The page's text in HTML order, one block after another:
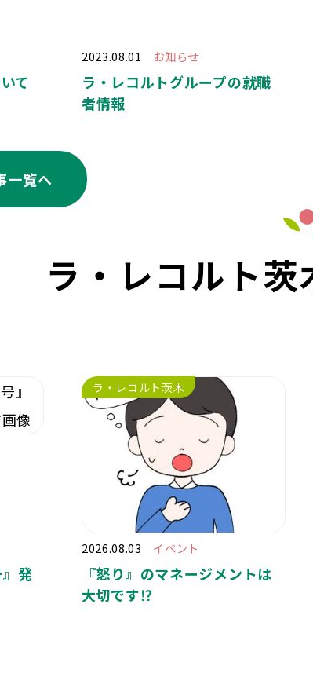
て
2023.08.01 お知らせ
ラ・レコルトグループの就職
者情報
⼀覧へ
ラ・レコルト
発
ラ・レコルト茨木
2026.08.03 イベント
『怒り』のマネージメントは
大切です⁉️